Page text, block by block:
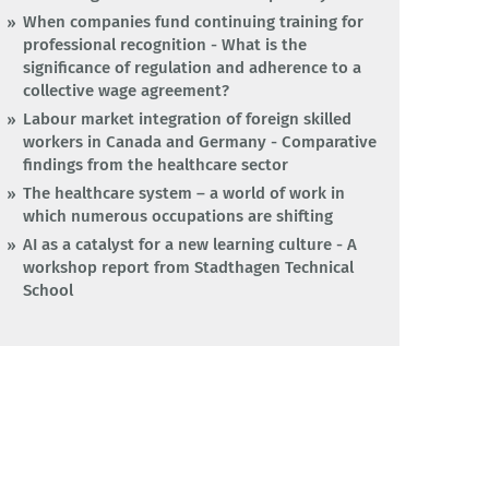
When companies fund continuing training for
professional recognition - What is the
significance of regulation and adherence to a
collective wage agreement?
Labour market integration of foreign skilled
workers in Canada and Germany - Comparative
findings from the healthcare sector
The healthcare system – a world of work in
which numerous occupations are shifting
AI as a catalyst for a new learning culture - A
workshop report from Stadthagen Technical
School